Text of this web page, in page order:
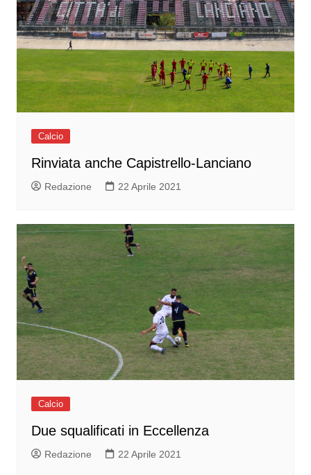
Calcio
Rinviata anche Capistrello-Lanciano
Redazione 22 Aprile 2021
Calcio
Due squalificati in Eccellenza
Redazione 22 Aprile 2021